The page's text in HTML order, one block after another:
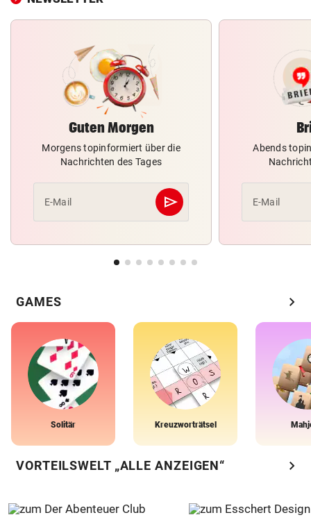
Guten Morgen
Morgens topinformiert über die
Nachrichten des Tages
E-Mail send
Abschicken
Abends
E-Mail
GAMES chevron_right
Solitär Kreuzworträtsel
VORTEILSWELT „ALLE ANZEIGEN“ chevron_right